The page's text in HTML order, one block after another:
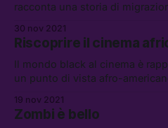
racconta una storia di
concentrarsi sulla sfera
30 nov 2021
Riscoprire il cinema
Il mondo black al cinema è
un punto di vista afro-
riscoperte. Ve ne presentiamo
MUBI
19 nov 2021
Zombi è bello